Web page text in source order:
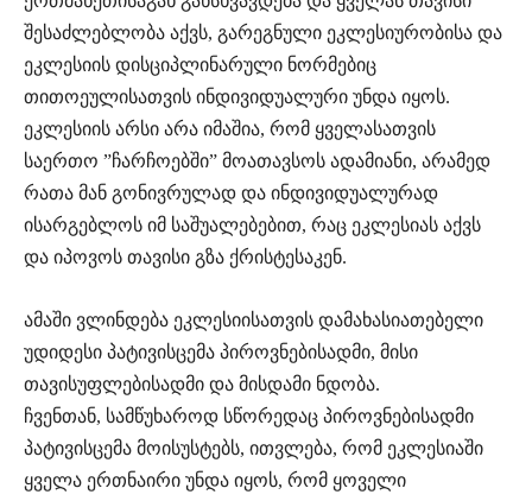
შესაძლებლობა აქვს, გარეგნული ეკლესიურობისა და
ეკლესიის დისციპლინარული ნორმებიც
თითოეულისათვის ინდივიდუალური უნდა იყოს.
ეკლესიის არსი არა იმაშია, რომ ყველასათვის
საერთო ”ჩარჩოებში” მოათავსოს ადამიანი, არამედ
რათა მან გონივრულად და ინდივიდუალურად
ისარგებლოს იმ საშუალებებით, რაც ეკლესიას აქვს
და იპოვოს თავისი გზა ქრისტესაკენ.
ამაში ვლინდება ეკლესიისათვის დამახასიათებელი
უდიდესი პატივისცემა პიროვნებისადმი, მისი
თავისუფლებისადმი და მისდამი ნდობა.
ჩვენთან, სამწუხაროდ სწორედაც პიროვნებისადმი
პატივისცემა მოისუსტებს, ითვლება, რომ ეკლესიაში
ყველა ერთნაირი უნდა იყოს, რომ ყოველი